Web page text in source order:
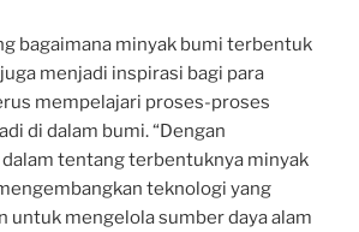
bagaimana minyak bumi terbentuk
menjadi inspirasi bagi para
mempelajari proses-proses
di dalam bumi. “Dengan
tentang terbentuknya minyak
teknologi yang
untuk mengelola sumber daya alam